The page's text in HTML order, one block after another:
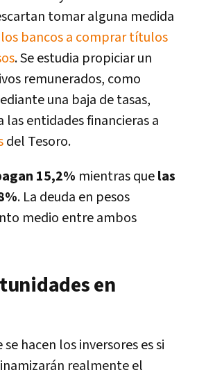
tomar alguna medida
bancos a comprar títulos
. Se estudia propiciar un
remunerados, como
una baja de tasas,
las entidades financieras a
del Tesoro.
15,2% mientras quelas
. La deuda en pesos
medio entre ambos
en
hacen los inversores es si
realmente el